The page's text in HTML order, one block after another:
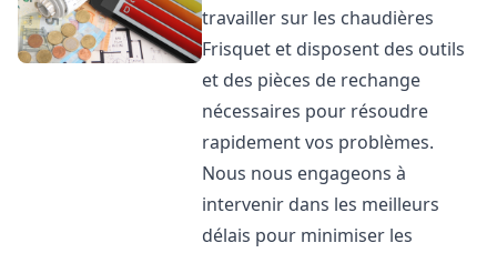
travailler sur les chaudières
Frisquet et disposent des outils
et des pièces de rechange
nécessaires pour résoudre
rapidement vos problèmes.
Nous nous engageons à
intervenir dans les meilleurs
délais pour minimiser les